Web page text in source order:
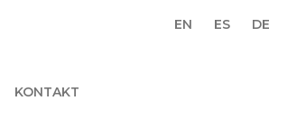
KONTAKT
EN ES DE